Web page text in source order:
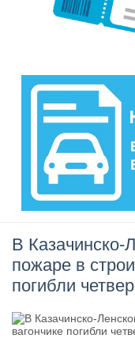
В Казачинско-
пожаре в
погибли